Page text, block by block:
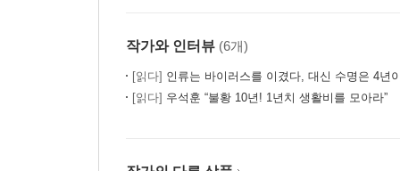
슈퍼보드 초대장
노동 숙련도를 높이는 법:‘캐비아 자본주의’
작가와 인터뷰 (6개)
[읽다] 인류는 바이러스를 이겼다, 대신 수명은 4년
[읽다] 우석훈 “불황 10년! 1년치 생활비를 모아라”